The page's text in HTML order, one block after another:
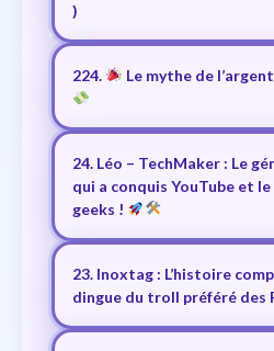
)
224. Le mythe de
24. Léo – TechMaker : Le
qui a conquis YouTube et
geeks !
23. Inoxtag : L’histoire
dingue du troll préféré des